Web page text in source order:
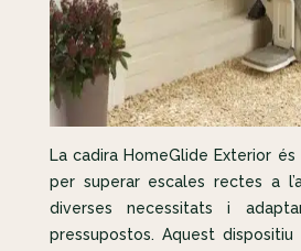
La cadira HomeGlide Exterior
per superar escales rectes a
diverses necessitats i
pressupostos. Aquest